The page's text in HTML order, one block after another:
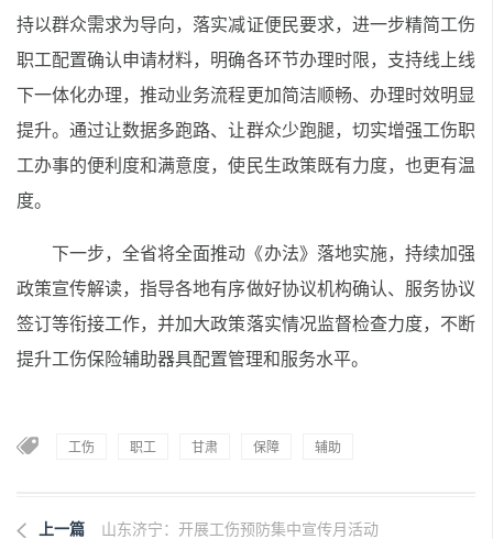
持以群众需求为导向，落实减证便民要求，进一步精简工伤
职工配置确认申请材料，明确各环节办理时限，支持线上线
下一体化办理，推动业务流程更加简洁顺畅、办理时效明显
提升。通过让数据多跑路、让群众少跑腿，切实增强工伤职
工办事的便利度和满意度，使民生政策既有力度，也更有温
度。
下一步，全省将全面推动《办法》落地实施，持续加强
政策宣传解读，指导各地有序做好协议机构确认、服务协议
签订等衔接工作，并加大政策落实情况监督检查力度，不断
提升工伤保险辅助器具配置管理和服务水平。
工伤 职工 甘肃 保障 辅助
上一篇 山东济宁：开展工伤预防集中宣传月活动